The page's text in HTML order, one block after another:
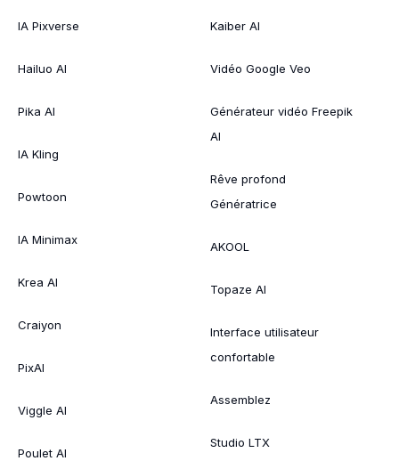
IA Pixverse
Hailuo AI
Pika AI
IA Kling
Powtoon
IA Minimax
Krea AI
Craiyon
PixAI
Viggle AI
Poulet AI
Kaiber AI
Vidéo Google Veo
Générateur vidéo Freepik
AI
Rêve profond
Génératrice
AKOOL
Topaze AI
Interface utilisateur
confortable
Assemblez
Studio LTX